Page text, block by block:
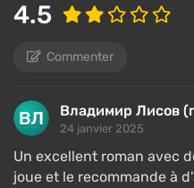
4.5
Commenter
Владимир Лисов
24 janvier 2025
Un excellent roman avec
joue et le recommande à